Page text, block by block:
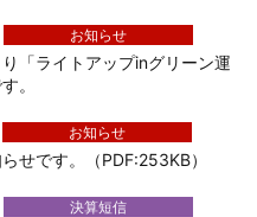
お知らせ
「ライトアップinグリーン運
。
お知らせ
せです。（PDF:253KB）
決算短信